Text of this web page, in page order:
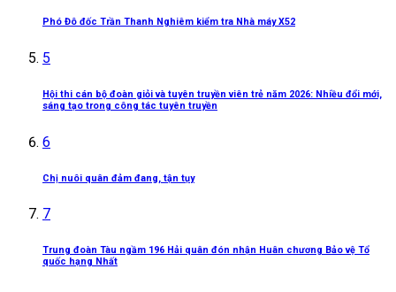
Phó Đô đốc Trần Thanh Nghiêm kiểm tra Nhà máy X52
5
Hội thi cán bộ đoàn giỏi và tuyên truyền viên trẻ năm 2026: Nhiều đổi mới,
sáng tạo trong công tác tuyên truyền
6
Chị nuôi quân đảm đang, tận tụy
7
Trung đoàn Tàu ngầm 196 Hải quân đón nhận Huân chương Bảo vệ Tổ
quốc hạng Nhất